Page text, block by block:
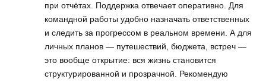
при отчётах. Поддержка отвечает оперативно. Для
командной работы удобно назначать ответственных
и следить за прогрессом в реальном времени. А для
личных планов — путешествий, бюджета, встреч —
это вообще открытие: вся жизнь становится
структурированной и прозрачной. Рекомендую